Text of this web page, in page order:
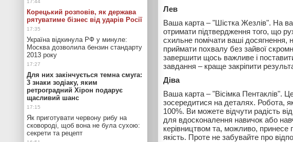
Лев
Ваша карта – "Шістка Жезлів". На
отримати підтвердження того, що
схильне помічати ваші досягнення,
приймати похвалу без зайвої
завершити щось важливе і
завдання – краще закріпити
Діва
Ваша карта – "Вісімка Пентаклів".
зосередитися на деталях. Робота,
100%. Ви можете відчути радість
для вдосконалення навичок або
керівництвом та, можливо, принесе
якість. Проте не забувайте про
Корецький розповів, як держава
рятуватиме бізнес від ударів Росії
Україна відкинула РФ у минуле:
Москва дозволила бензин стандарту
2013 року
Для них закінчується темна смуга:
3 знаки зодіаку, яким
ретроградний Хірон подарує
щасливий шанс
Як приготувати червону рибу на
сковороді, щоб вона не була сухою:
секрети та рецепт